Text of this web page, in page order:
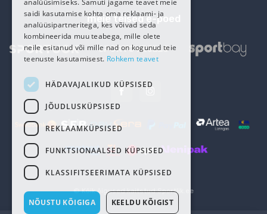
meie teised e-poed
© Kõik õigused kaitstudSportlik.ee
analüüsimiseks. Samuti jagame teavet meie
saidi kasutamise kohta oma reklaami- ja
analüüsipartneritega, kes võivad seda
kombineerida muu teabega, mille olete
neile esitanud või mille nad on kogunud teie
teenuste kasutamisest. Rohkem teavet
HÄDAVAJALIKUD KÜPSISED
JÕUDLUSKÜPSISED
REKLAAMKÜPSISED
FUNKTSIONAALSED KÜPSISED
KLASSIFITSEERIMATA KÜPSISED
NÕUSTU KÕIGIGA KEELDU KÕIGIST